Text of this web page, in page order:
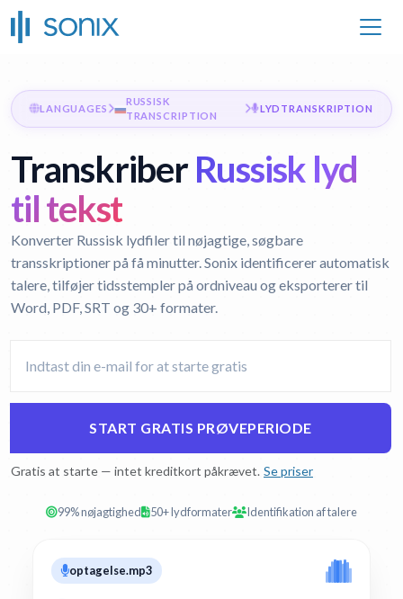
LANGUAGES
RUSSISK
TRANSCRIPTION
LYDTRANSKRIPTION
TranskriberRussisk lyd
til tekst
Konverter Russisk lydfiler til nøjagtige, søgbare
transskriptioner på få minutter. Sonix identificerer automatisk
talere, tilføjer tidsstempler på ordniveau og eksporterer til
Word, PDF, SRT og 30+ formater.
START GRATIS PRØVEPERIODE
Gratis at starte — intet kreditkort påkrævet. Se priser
99% nøjagtighed 50+ lydformater Identifikation af talere
optagelse.mp3